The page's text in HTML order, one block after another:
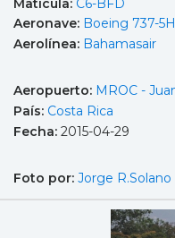
Aeronave: Boeing 737-
Aerolínea: Bahamasair
Aeropuerto: MROC -
País: Costa Rica
Fecha: 2015-04-29
Foto por: Jorge